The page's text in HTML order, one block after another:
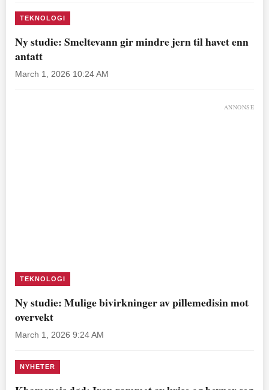
TEKNOLOGI
Ny studie: Smeltevann gir mindre jern til havet enn
antatt
March 1, 2026 10:24 AM
ANNONSE
TEKNOLOGI
Ny studie: Mulige bivirkninger av pillemedisin mot
overvekt
March 1, 2026 9:24 AM
NYHETER